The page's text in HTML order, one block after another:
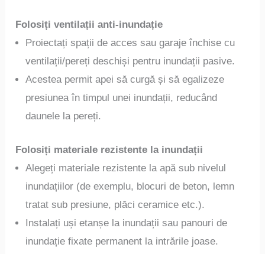
Folosiți ventilații anti-inundație
Proiectați spații de acces sau garaje închise cu
ventilații/pereți deschiși pentru inundații pasive.
Acestea permit apei să curgă și să egalizeze
presiunea în timpul unei inundații, reducând
daunele la pereți.
Folosiți materiale rezistente la inundații
Alegeți materiale rezistente la apă sub nivelul
inundațiilor (de exemplu, blocuri de beton, lemn
tratat sub presiune, plăci ceramice etc.).
Instalați uși etanșe la inundații sau panouri de
inundație fixate permanent la intrările joase.